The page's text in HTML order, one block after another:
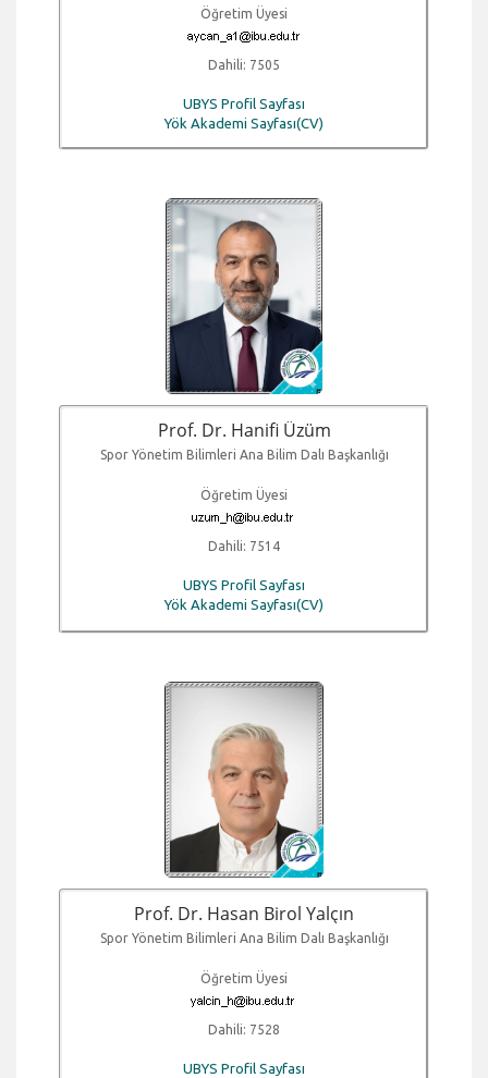
Öğretim Üyesi
Dahili: 7505
UBYS Profil Sayfası
Yök Akademi Sayfası(CV)
Prof. Dr. Hanifi Üzüm
Spor Yönetim Bilimleri Ana Bilim Dalı Başkanlığı
Öğretim Üyesi
Dahili: 7514
UBYS Profil Sayfası
Yök Akademi Sayfası(CV)
Prof. Dr. Hasan Birol Yalçın
Spor Yönetim Bilimleri Ana Bilim Dalı Başkanlığı
Öğretim Üyesi
Dahili: 7528
UBYS Profil Sayfası